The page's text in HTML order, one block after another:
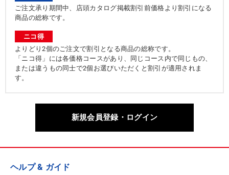
ご注文承り期間中、店頭カタログ掲載割引前価格より割引になる
商品の総称です。
ニコ得
よりどり2個のご注文で割引となる商品の総称です。
「ニコ得」には各価格コースがあり、同じコース内で同じもの、
または違うもの同士で2個お選びいただくと割引が適用されま
す。
新規会員登録・ログイン
ヘルプ & ガイド